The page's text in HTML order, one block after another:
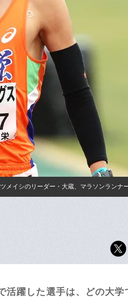
メイシのリーダー・大蔵、マラソンランナ
躍した選手は、どの大学